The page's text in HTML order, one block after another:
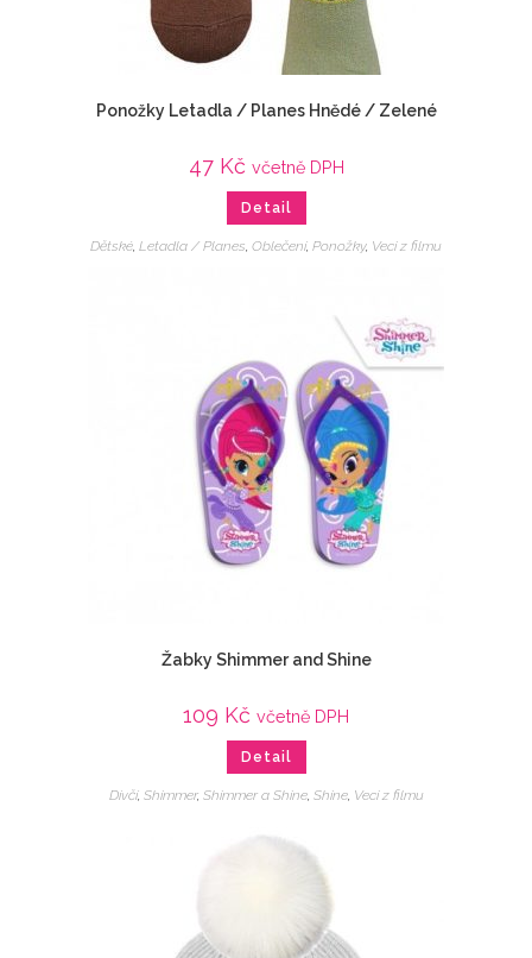
Ponožky Letadla / Planes Hnědé / Zelené
47 Kč včetně DPH
Detail
Dětské, Letadla / Planes, Oblečení, Ponožky, Veci z filmu
Žabky Shimmer and Shine
109 Kč včetně DPH
Detail
Dívčí, Shimmer, Shimmer a Shine, Shine, Veci z filmu